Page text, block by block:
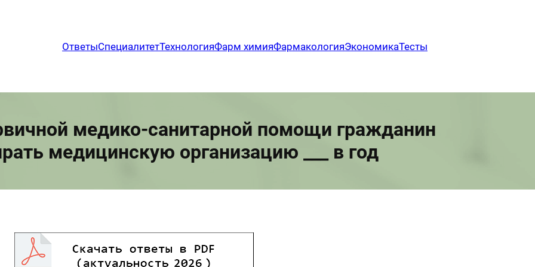
ОтветыСпециалитетТехнологияФарм химияФармакологияЭкономикаТесты
медико-санитарной помощи гражданин
медицинскую организацию ___ в год